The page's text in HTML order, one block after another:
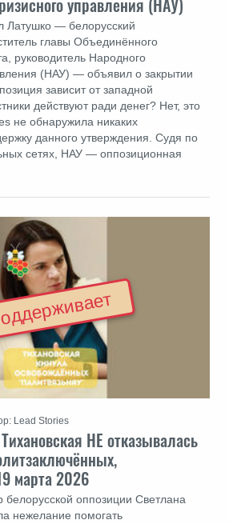
управления (НАУ)
Латушко ― белорусский
главы Объединённого
руководитель Народного
(НАУ) ― объявил о закрытии
зависит от западной
действуют ради денег? Нет, это
не обнаружила никаких
данного утверждения. Судя по
сетях, НАУ ― оппозиционная
НЕ отказывалась
марта 2026
белорусской оппозиции Светлана
нежелание помогать
Lead Stories